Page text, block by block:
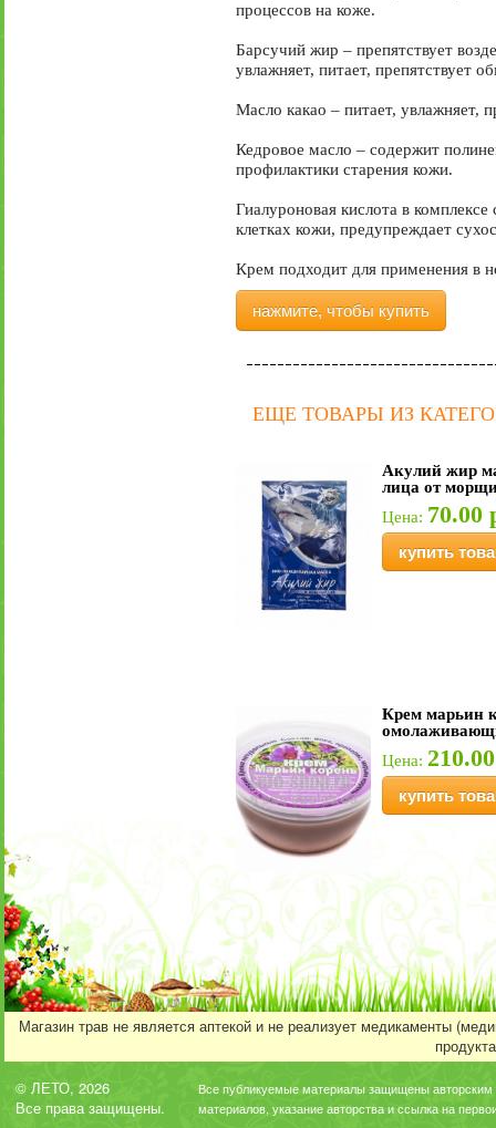
процессов на коже.
Барсучий жир – препятствует
увлажняет, питает, препятствует
Масло какао – питает, увлажняет,
Кедровое масло – содержит
профилактики старения кожи.
Гиалуроновая кислота в
клетках кожи, предупреждает
Крем подходит для применения в
нажмите, чтобы купить
ЕЩЕ ТОВАРЫ ИЗ
Акулий жир
лица от
Цена: 70.00
купить
Крем марьин
Цена:
купить
Магазин трав не является аптекой и не реализует медикаменты
© ЛЕТО, 2026
Все права защищены.
Все публикуемые материалы защищены авторским
материалов, указание авторства и ссылка на